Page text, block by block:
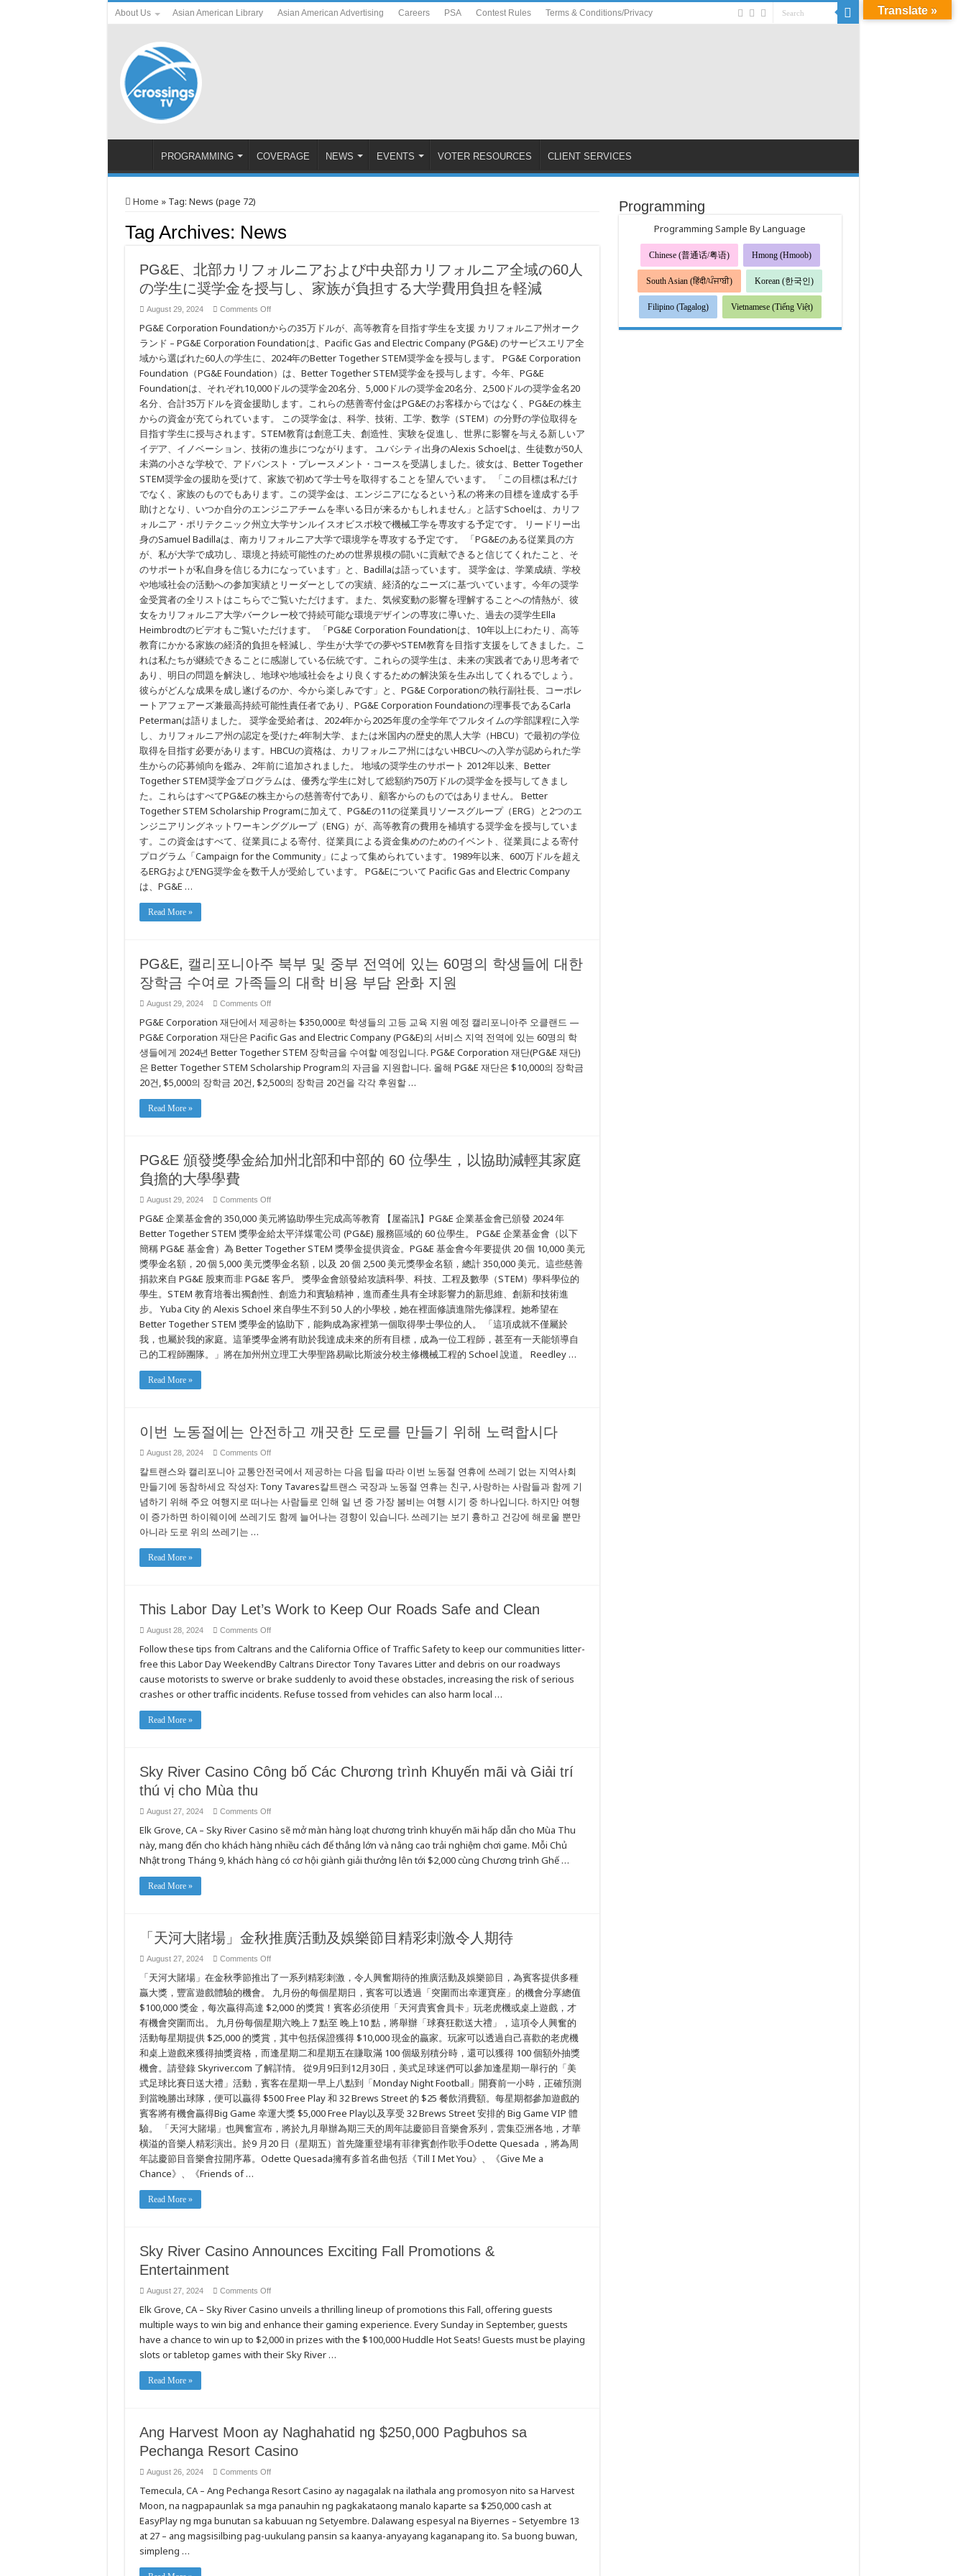
About Us Asian American Library Asian American Advertising Careers PSA Contest Rules Terms & Conditions/Privacy
PROGRAMMING COVERAGE NEWS EVENTS VOTER RESOURCES CLIENT SERVICES
Home » Tag: News (page 72)
Tag Archives: News
PG&E、北部カリフォルニアおよび中央部カリフォルニア全域の60人
の学生に奨学金を授与し、家族が負担する大学費用負担を軽減
August 29, 2024 Comments Offon
北
リ
フ
ル
ニ
お
よ
び
央
部
カ
リ
フ
ォ
ニ
ア
全
域
の
60
人
の
学
に
奨
学
金
を
授
与
し、
家
族
負
担
す
る
大
学
費
用
負
担
を
PG&E Corporation Foundationからの35万ドルが、高等教育を目指す学生を支援 カリフォルニア州オーク
ランド – PG&E Corporation Foundationは、Pacific Gas and Electric Company (PG&E) のサービスエリア全
域から選ばれた60人の学生に、2024年のBetter Together STEM奨学金を授与します。 PG&E Corporation
Foundation（PG&E Foundation）は、Better Together STEM奨学金を授与します。今年、PG&E
Foundationは、それぞれ10,000ドルの奨学金20名分、5,000ドルの奨学金20名分、2,500ドルの奨学金名20
名分、合計35万ドルを資金援助します。これらの慈善寄付金はPG&Eのお客様からではなく、PG&Eの株主
からの資金が充てられています。 この奨学金は、科学、技術、工学、数学（STEM）の分野の学位取得を
目指す学生に授与されます。STEM教育は創意工夫、創造性、実験を促進し、世界に影響を与える新しいア
イデア、イノベーション、技術の進歩につながります。 ユバシティ出身のAlexis Schoelは、生徒数が50人
未満の小さな学校で、アドバンスト・プレースメント・コースを受講しました。彼女は、Better Together
STEM奨学金の援助を受けて、家族で初めて学士号を取得することを望んでいます。 「この目標は私だけ
でなく、家族のものでもあります。この奨学金は、エンジニアになるという私の将来の目標を達成する手
助けとなり、いつか自分のエンジニアチームを率いる日が来るかもしれません」と話すSchoelは、カリフ
ォルニア・ポリテクニック州立大学サンルイスオビスポ校で機械工学を専攻する予定です。 リードリー出
身のSamuel Badillaは、南カリフォルニア大学で環境学を専攻する予定です。 「PG&Eのある従業員の方
が、私が大学で成功し、環境と持続可能性のための世界規模の闘いに貢献できると信じてくれたこと、そ
のサポートが私自身を信じる力になっています」と、Badillaは語っています。 奨学金は、学業成績、学校
や地域社会の活動への参加実績とリーダーとしての実績、経済的なニーズに基づいています。今年の奨学
金受賞者の全リストはこちらでご覧いただけます。また、気候変動の影響を理解することへの情熱が、彼
女をカリフォルニア大学バークレー校で持続可能な環境デザインの専攻に導いた、過去の奨学生Ella
Heimbrodtのビデオもご覧いただけます。 「PG&E Corporation Foundationは、10年以上にわたり、高等
教育にかかる家族の経済的負担を軽減し、学生が大学での夢やSTEM教育を目指す支援をしてきました。こ
れは私たちが継続できることに感謝している伝統です。これらの奨学生は、未来の実践者であり思考者で
あり、明日の問題を解決し、地球や地域社会をより良くするための解決策を生み出してくれるでしょう。
彼らがどんな成果を成し遂げるのか、今から楽しみです」と、PG&E Corporationの執行副社長、コーポレ
ートアフェアーズ兼最高持続可能性責任者であり、PG&E Corporation Foundationの理事長であるCarla
Petermanは語りました。 奨学金受給者は、2024年から2025年度の全学年でフルタイムの学部課程に入学
し、カリフォルニア州の認定を受けた4年制大学、または米国内の歴史的黒人大学（HBCU）で最初の学位
取得を目指す必要があります。HBCUの資格は、カリフォルニア州にはないHBCUへの入学が認められた学
生からの応募傾向を鑑み、2年前に追加されました。 地域の奨学生のサポート 2012年以来、Better
Together STEM奨学金プログラムは、優秀な学生に対して総額約750万ドルの奨学金を授与してきまし
た。これらはすべてPG&Eの株主からの慈善寄付であり、顧客からのものではありません。 Better
Together STEM Scholarship Programに加えて、PG&Eの11の従業員リソースグループ（ERG）と2つのエ
ンジニアリングネットワーキンググループ（ENG）が、高等教育の費用を補填する奨学金を授与していま
す。この資金はすべて、従業員による寄付、従業員による資金集めのためのイベント、従業員による寄付
プログラム「Campaign for the Community」によって集められています。1989年以来、600万ドルを超え
るERGおよびENG奨学金を数千人が受給しています。 PG&Eについて Pacific Gas and Electric Company
は、PG&E …
Read More »
PG&E, 캘리포니아주 북부 및 중부 전역에 있는 60명의 학생들에 대한
장학금 수여로 가족들의 대학 비용 부담 완화 지원
August 29, 2024 Comments Offon
캘
포
니
아
북
에
명
의
학
생
들
에
대
한
학
금
수
여
로
가
용
부
담
화
원
PG&E Corporation 재단에서 제공하는 $350,000로 학생들의 고등 교육 지원 예정 캘리포니아주 오클랜드 —
PG&E Corporation 재단은 Pacific Gas and Electric Company (PG&E)의 서비스 지역 전역에 있는 60명의 학
생들에게 2024년 Better Together STEM 장학금을 수여할 예정입니다. PG&E Corporation 재단(PG&E 재단)
은 Better Together STEM Scholarship Program의 자금을 지원합니다. 올해 PG&E 재단은 $10,000의 장학금
20건, $5,000의 장학금 20건, $2,500의 장학금 20건을 각각 후원할 …
Read More »
PG&E 頒發獎學金給加州北部和中部的 60 位學生，以協助減輕其家庭
負擔的大學學費
August 29, 2024 Comments Offon
頒
發
獎
學
金
給
加
北
部
和
中
部
的
助
減
輕
家
庭
負
擔
的
PG&E 企業基金會的 350,000 美元將協助學生完成高等教育 【屋崙訊】PG&E 企業基金會已頒發 2024 年
Better Together STEM 獎學金給太平洋煤電公司 (PG&E) 服務區域的 60 位學生。 PG&E 企業基金會（以下
簡稱 PG&E 基金會）為 Better Together STEM 獎學金提供資金。PG&E 基金會今年要提供 20 個 10,000 美元
獎學金名額，20 個 5,000 美元獎學金名額，以及 20 個 2,500 美元獎學金名額，總計 350,000 美元。這些慈善
捐款來自 PG&E 股東而非 PG&E 客戶。 獎學金會頒發給攻讀科學、科技、工程及數學（STEM）學科學位的
學生。STEM 教育培養出獨創性、創造力和實驗精神，進而產生具有全球影響力的新思維、創新和技術進
步。 Yuba City 的 Alexis Schoel 來自學生不到 50 人的小學校，她在裡面修讀進階先修課程。她希望在
Better Together STEM 獎學金的協助下，能夠成為家裡第一個取得學士學位的人。 「這項成就不僅屬於
我，也屬於我的家庭。這筆獎學金將有助於我達成未來的所有目標，成為一位工程師，甚至有一天能領導自
己的工程師團隊。」將在加州州立理工大學聖路易歐比斯波分校主修機械工程的 Schoel 說道。 Reedley …
Read More »
이번 노동절에는 안전하고 깨끗한 도로를 만들기 위해 노력합시다
August 28, 2024 Comments Offon
번
동
절
에
도
를
들
기
위
노
칼트랜스와 캘리포니아 교통안전국에서 제공하는 다음 팁을 따라 이번 노동절 연휴에 쓰레기 없는 지역사회
만들기에 동참하세요 작성자: Tony Tavares칼트랜스 국장과 노동절 연휴는 친구, 사랑하는 사람들과 함께 기
념하기 위해 주요 여행지로 떠나는 사람들로 인해 일 년 중 가장 붐비는 여행 시기 중 하나입니다. 하지만 여행
이 증가하면 하이웨이에 쓰레기도 함께 늘어나는 경향이 있습니다. 쓰레기는 보기 흉하고 건강에 해로울 뿐만
아니라 도로 위의 쓰레기는 …
Read More »
This Labor Day Let’s Work to Keep Our Roads Safe and Clean
August 28, 2024 Comments Offon
Labor
Day
Let’s
Work
to
Keep
Our
Follow these tips from Caltrans and the California Office of Traffic Safety to keep our communities litter-
free this Labor Day WeekendBy Caltrans Director Tony Tavares Litter and debris on our roadways
cause motorists to swerve or brake suddenly to avoid these obstacles, increasing the risk of serious
crashes or other traffic incidents. Refuse tossed from vehicles can also harm local …
Read More »
Sky River Casino Công bố Các Chương trình Khuyến mãi và Giải trí
thú vị cho Mùa thu
August 27, 2024 Comments Offon
River
Casino
Công
bố
Các
thú
vị
Mùa
Elk Grove, CA – Sky River Casino sẽ mở màn hàng loạt chương trình khuyến mãi hấp dẫn cho Mùa Thu
này, mang đến cho khách hàng nhiều cách để thắng lớn và nâng cao trải nghiệm chơi game. Mỗi Chủ
Nhật trong Tháng 9, khách hàng có cơ hội giành giải thưởng lên tới $2,000 cùng Chương trình Ghế …
Read More »
「天河大賭場」金秋推廣活動及娛樂節目精彩刺激令人期待
August 27, 2024 Comments Offon
河
大
賭
場」
金
推
廣
活
動
及
娛
樂
節
目
精
刺
「天河大賭場」在金秋季節推出了一系列精彩刺激，令人興奮期待的推廣活動及娛樂節目，為賓客提供多種
贏大獎，豐富遊戲體驗的機會。 九月份的每個星期日，賓客可以透過「突圍而出幸運寶座」的機會分享總值
$100,000 獎金，每次贏得高達 $2,000 的獎賞！賓客必須使用「天河貴賓會員卡」玩老虎機或桌上遊戲，才
有機會突圍而出。 九月份每個星期六晚上 7 點至 晚上10 點，將舉辦「球賽狂歡送大禮」，這項令人興奮的
活動每星期提供 $25,000 的獎賞，其中包括保證獲得 $10,000 現金的贏家。玩家可以透過自己喜歡的老虎機
和桌上遊戲來獲得抽獎資格，而逢星期二和星期五在賺取滿 100 個級别積分時，還可以獲得 100 個額外抽獎
機會。請登錄 Skyriver.com 了解詳情。 從9月9日到12月30日，美式足球迷們可以參加逢星期一舉行的「美
式足球比賽日送大禮」活動，賓客在星期一早上八點到「Monday Night Football」開賽前一小時，正確預測
到當晚勝出球隊，便可以贏得 $500 Free Play 和 32 Brews Street 的 $25 餐飲消費額。每星期都參加遊戲的
賓客將有機會贏得Big Game 幸運大獎 $5,000 Free Play以及享受 32 Brews Street 安排的 Big Game VIP 體
驗。 「天河大賭場」也興奮宣布，將於九月舉辦為期三天的周年誌慶節目音樂會系列，雲集亞洲各地，才華
橫溢的音樂人精彩演出。於9 月20 日（星期五）首先隆重登場有菲律賓創作歌手Odette Quesada ，將為周
年誌慶節目音樂會拉開序幕。Odette Quesada擁有多首名曲包括《Till I Met You》、《Give Me a
Chance》、《Friends of …
Read More »
Sky River Casino Announces Exciting Fall Promotions &
Entertainment
August 27, 2024 Comments Offon
River
Casino
Announces
Fall
Promotions
&
Elk Grove, CA – Sky River Casino unveils a thrilling lineup of promotions this Fall, offering guests
multiple ways to win big and enhance their gaming experience. Every Sunday in September, guests
have a chance to win up to $2,000 in prizes with the $100,000 Huddle Hot Seats! Guests must be playing
slots or tabletop games with their Sky River …
Read More »
Ang Harvest Moon ay Naghahatid ng $250,000 Pagbuhos sa
Pechanga Resort Casino
August 26, 2024 Comments Offon
Harvest
Moon
ay
Naghahatid
ng
$250,000
Pagbuhos
Temecula, CA – Ang Pechanga Resort Casino ay nagagalak na ilathala ang promosyon nito sa Harvest
Moon, na nagpapaunlak sa mga panauhin ng pagkakataong manalo kaparte sa $250,000 cash at
EasyPlay ng mga bunutan sa kabuuan ng Setyembre. Dalawang espesyal na Biyernes – Setyembre 13
at 27 – ang magsisilbing pag-uukulang pansin sa kaanya-anyayang kaganapang ito. Sa buong buwan,
simpleng …
Programming
Programming Sample By Language
Chinese (普通话/粤语) Hmong (Hmoob)
South Asian (हिंदी/ਪੰਜਾਬੀ) Korean (한국인)
Filipino (Tagalog) Vietnamese (Tiếng Việt)
Translate »